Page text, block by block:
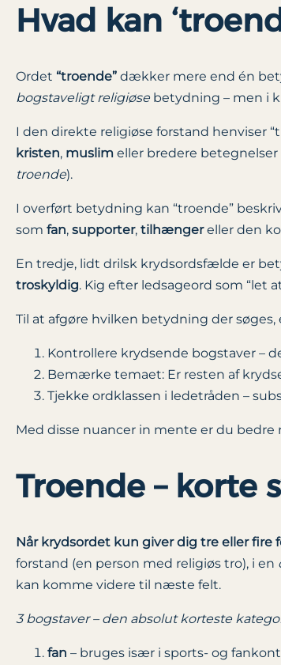
Hvad kan
Ordet “troende” dækker mere end én
bogstaveligt religiøsebetydning – men i
I den direkte religiøse forstand henviser
kristen, muslim eller bredere betegnelser
troende).
I overført betydning kan “troende”
som fan, supporter, tilhængereller den
En tredje, lidt drilsk krydsordsfælde er
troskyldig. Kig efter ledsageord som “let
Til at afgøre hvilken betydning der søges,
Kontrollere krydsende bogstaver –
Bemærke temaet: Er resten af
Tjekke ordklassen i ledetråden –
Med disse nuancer in mente er du
Troende – korte
Når krydsordet kun giver dig tre eller
forstand (en person med religiøs tro), i en
kan komme videre til næste felt.
3 bogstaver – den absolut korteste
fan – bruges især i sports‐ og